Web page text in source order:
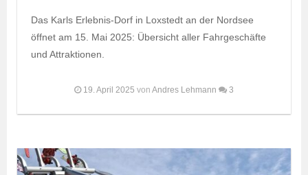
Das Karls Erlebnis-Dorf in Loxstedt an der Nordsee
öffnet am 15. Mai 2025: Übersicht aller Fahrgeschäfte
und Attraktionen.
19. April 2025 von Andres Lehmann 3